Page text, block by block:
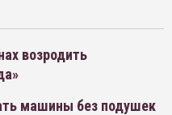
возродить
машины без подушек